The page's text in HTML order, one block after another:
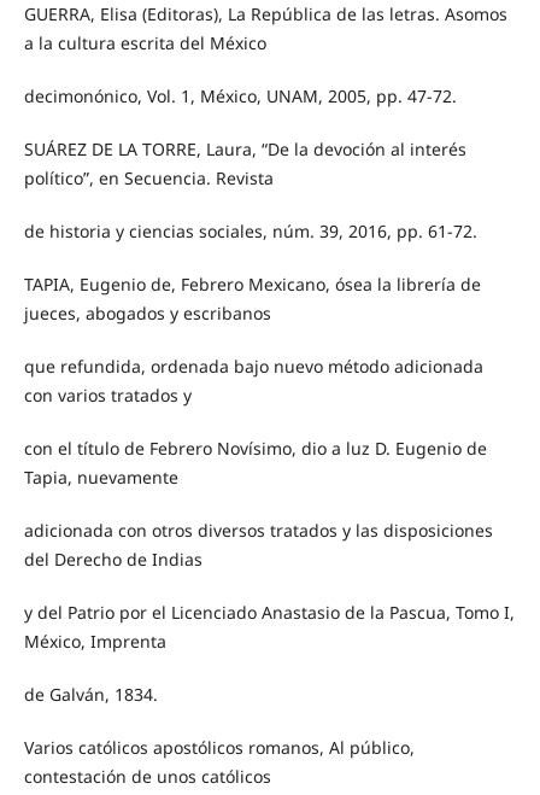
GUERRA, Elisa (Editoras), La República de las letras. Asomos
a la cultura escrita del México
decimonónico, Vol. 1, México, UNAM, 2005, pp. 47-72.
SUÁREZ DE LA TORRE, Laura, “De la devoción al interés
político”, en Secuencia. Revista
de historia y ciencias sociales, núm. 39, 2016, pp. 61-72.
TAPIA, Eugenio de, Febrero Mexicano, ósea la librería de
jueces, abogados y escribanos
que refundida, ordenada bajo nuevo método adicionada
con varios tratados y
con el título de Febrero Novísimo, dio a luz D. Eugenio de
Tapia, nuevamente
adicionada con otros diversos tratados y las disposiciones
del Derecho de Indias
y del Patrio por el Licenciado Anastasio de la Pascua, Tomo I,
México, Imprenta
de Galván, 1834.
Varios católicos apostólicos romanos, Al público,
contestación de unos católicos